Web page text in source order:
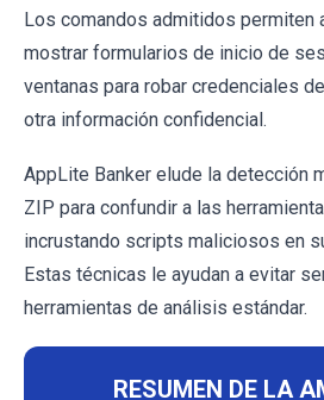
Los comandos admitidos permiten
mostrar formularios de inicio de
ventanas para robar credenciales
otra información confidencial.
AppLite Banker elude la detección
ZIP para confundir a las
incrustando scripts maliciosos en
Estas técnicas le ayudan a evitar
herramientas de análisis estándar.
RESUMEN DE LA